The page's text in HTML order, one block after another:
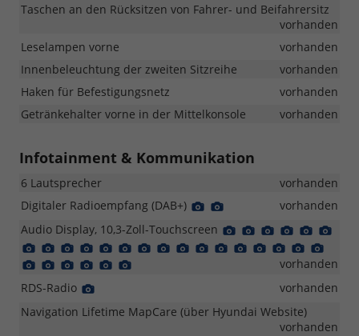
Taschen an den Rücksitzen von Fahrer- und Beifahrersitz
vorhanden
Leselampen vorne
vorhanden
Innenbeleuchtung der zweiten Sitzreihe
vorhanden
Haken für Befestigungsnetz
vorhanden
Getränkehalter vorne in der Mittelkonsole
vorhanden
Infotainment & Kommunikation
6 Lautsprecher
vorhanden
Digitaler Radioempfang (DAB+)
Detail
vorhanden
Audio Display, 10,3-Zoll-Touchscreen
Detail
Foto
Detail
Foto
Detail
Foto
Detail
Foto
Detail
Foto
Detail
Foto
Detail
Foto
Detail
Foto
Detail
Foto
Detail
Foto
DetailDetailDetailDetailDetailDetailDetailDetail
Foto
Detail
Foto
Detail
FotoFoto
DetailDetailDetailDetailDetail
vorhanden
RDS-Radio
vorhanden
Navigation Lifetime MapCare (über Hyundai Website)
vorhanden